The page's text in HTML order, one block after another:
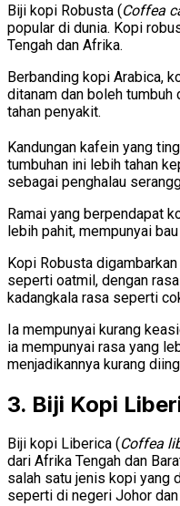
Biji kopi Robusta (Coffea
popular di dunia. Kopi
Tengah dan Afrika.
Berbanding kopi Arabica,
ditanam dan boleh tumbuh
tahan penyakit.
Kandungan kafein yang
tumbuhan ini lebih tahan
sebagai penghalau
Ramai yang berpendapat
lebih pahit, mempunyai
Kopi Robusta
seperti oatmil, dengan
kadangkala rasa seperti
Ia mempunyai kurang
ia mempunyai rasa yang
menjadikannya kurang
3. Biji Kopi
Biji kopi Liberica (Coffea
dari Afrika Tengah dan
salah satu jenis kopi yang
seperti di negeri Johor dan